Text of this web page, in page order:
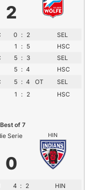
2
0 : 2
SEL
1 : 5
HSC
5 : 3
SEL
5 : 4
HSC
5 : 4 OT
SEL
1 : 2 HSC
of 7
HIN
Serie
0
4 : 2
HIN